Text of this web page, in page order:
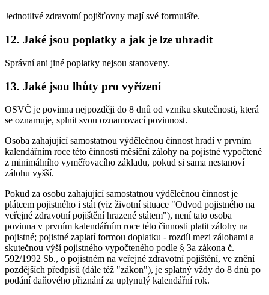
Jednotlivé zdravotní pojišťovny mají své formuláře.
12. Jaké jsou poplatky a jak je lze uhradit
Správní ani jiné poplatky nejsou stanoveny.
13. Jaké jsou lhůty pro vyřízení
OSVČ je povinna nejpozději do 8 dnů od vzniku skutečnosti, která
se oznamuje, splnit svou oznamovací povinnost.
Osoba zahajující samostatnou výdělečnou činnost hradí v prvním
kalendářním roce této činnosti měsíční zálohy na pojistné vypočtené
z minimálního vyměřovacího základu, pokud si sama nestanoví
zálohu vyšší.
Pokud za osobu zahajující samostatnou výdělečnou činnost je
plátcem pojistného i stát (viz životní situace "Odvod pojistného na
veřejné zdravotní pojištění hrazené státem"), není tato osoba
povinna v prvním kalendářním roce této činnosti platit zálohy na
pojistné; pojistné zaplatí formou doplatku - rozdíl mezi zálohami a
skutečnou výší pojistného vypočteného podle § 3a zákona č.
592/1992 Sb., o pojistném na veřejné zdravotní pojištění, ve znění
pozdějších předpisů (dále též "zákon"), je splatný vždy do 8 dnů po
podání daňového přiznání za uplynulý kalendářní rok.